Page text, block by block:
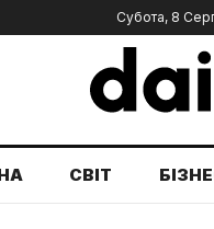
Субота, 8
СВІТ